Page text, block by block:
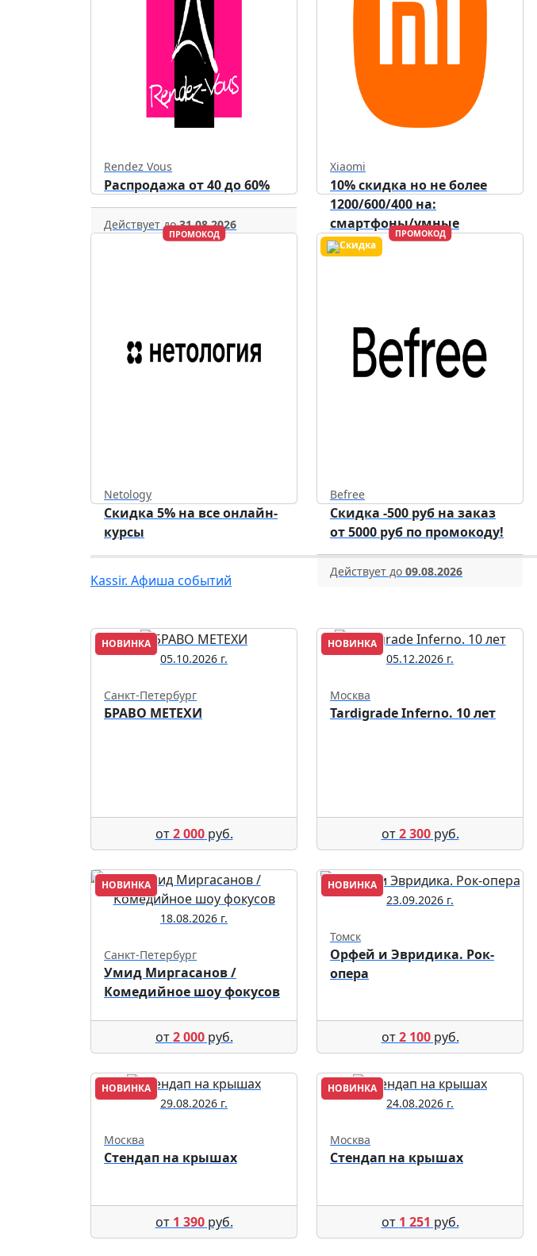
Rendez Vous
Распродажа от 40 до 60%
Действует до31.08.2026
Xiaomi
10% скидка но не более
1200/600/400 на:
смартфоны/умные
устройства/аксессуары.
ПРОМОКОД
Netology
Скидка 5% на все онлайн-
курсы
ПРОМОКОД
Befree
Скидка -500 руб на заказ
от 5000 руб по промокоду!
Действует до 09.08.2026
Kassir. Афиша событий
НОВИНКА
05.10.2026 г.
Санкт-Петербург
БРАВО МЕТЕХИ
от2 000руб.
НОВИНКА
05.12.2026 г.
Москва
Tardigrade Inferno. 10 лет
от2 300руб.
НОВИНКА
18.08.2026 г.
Санкт-Петербург
Умид Миргасанов /
Комедийное шоу фокусов
от2 000руб.
НОВИНКА
23.09.2026 г.
Томск
Орфей и Эвридика. Рок-
опера
от2 100руб.
НОВИНКА
29.08.2026 г.
Москва
Стендап на крышах
от 1 390руб.
НОВИНКА
24.08.2026 г.
Москва
Стендап на крышах
от 1 251 руб.